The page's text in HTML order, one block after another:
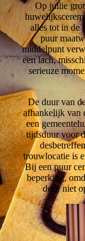
Op jullie
alles tot in de
puur
middelpunt
een lach,
serieuze
De duur van
afhankelijk van
een
tijdsduur voor
trouwlocatie is
Bij een puur
beperking,
deze niet